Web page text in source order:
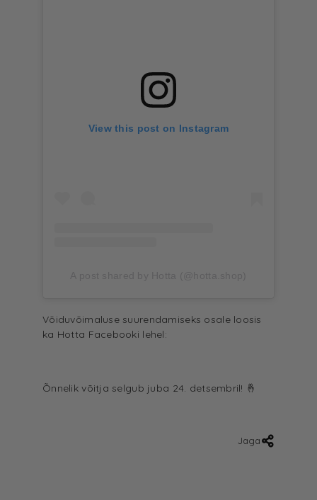
View this post on Instagram
Võiduvõimaluse suurendamiseks osale loosis
ka Hotta Facebooki lehel:
Õnnelik võitja selgub juba 24. detsembril! 🤞
Jaga